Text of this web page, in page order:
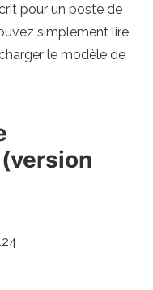
pour un poste de
simplement lire
le modèle de